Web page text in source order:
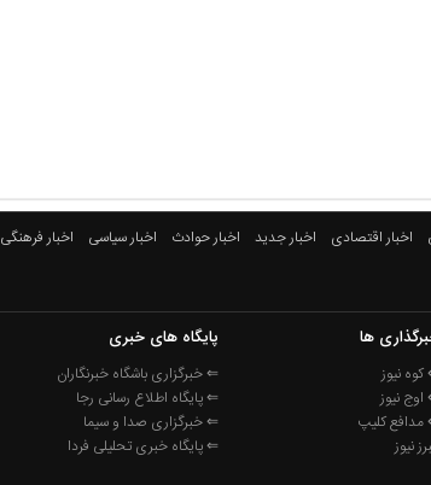
اخبار اقتصادی اخبار جدید اخبار حوادث اخبار سیاسی اخبار فرهنگی
ها
نیوز
نیوز
کلیپ
نیوز
پایگاه های خبری
⇐ خبرگزاری باشگاه خبرنگاران
⇐ پایگاه اطلاع رسانی رجا
⇐ خبرگزاری صدا و سیما
⇐ پایگاه خبری تحلیلی فردا